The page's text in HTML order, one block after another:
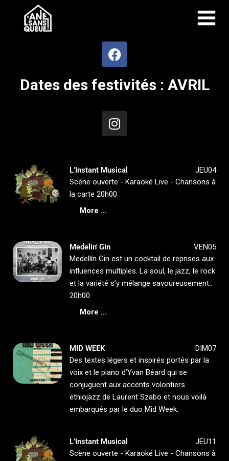
Dates des festivités : AVRIL
L’Instant Musical
JEU04
Scène ouverte - Karaoké Live - Chansons à
la carte 20h00
More ...
Medelin' Gin
VEN05
Medellín Gin est un cocktail de reprises aux
influences multiples. La soul, le jazz, le rock
et la variété s’y mélange savoureusement..
20h00
More ...
MID WEEK
DIM07
Des textes légers et inspirés portés par la
voix et le piano d’Yvan Béard qui se
conjuguent aux accents volontiers
ethiojazz de Laurent Szabo et nous voilà
embarqués par le duo Mid Week.
L’Instant Musical
JEU11
Scène ouverte - Karaoké Live - Chansons à